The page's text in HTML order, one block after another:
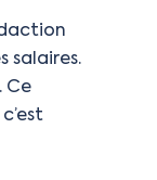
salaires.
Ce